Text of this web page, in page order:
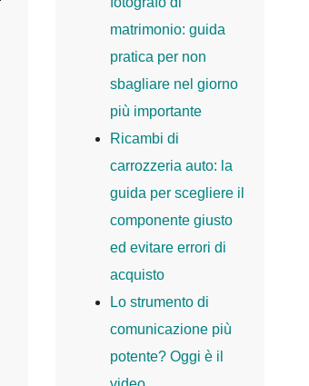
matrimonio: guida
pratica per non
sbagliare nel giorno
più importante
Ricambi di
carrozzeria auto: la
guida per scegliere il
componente giusto
ed evitare errori di
acquisto
Lo strumento di
comunicazione più
potente? Oggi è il